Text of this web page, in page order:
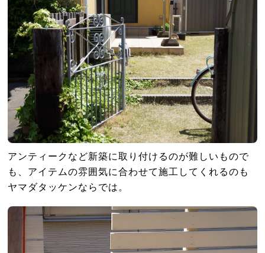
アンティークなど新築に取り付けるのが難しいもので
も、アイテムの雰囲気に合わせて施工してくれるのも
ヤマダタッケンならでは。